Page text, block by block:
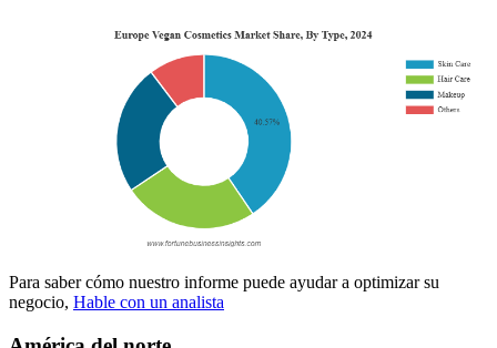
Para saber cómo nuestro informe puede ayudar a optimizar su
negocio, Hable con un analista